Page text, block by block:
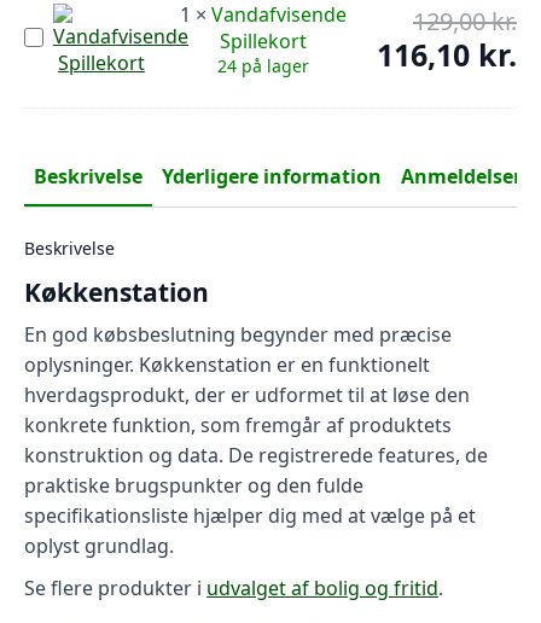
Vandafvisende
Spillekort
1 × Vandafvisende
Spillekort
24 på lager
129,00kr.
116,10 kr.
Beskrivelse
Yderligere information Anmeldelser
Beskrivelse
Køkkenstation
En god købsbeslutning begynder med præcise
oplysninger. Køkkenstation er en funktionelt
hverdagsprodukt, der er udformet til at løse den
konkrete funktion, som fremgår af produktets
konstruktion og data. De registrerede features, de
praktiske brugspunkter og den fulde
specifikationsliste hjælper dig med at vælge på et
oplyst grundlag.
Se flere produkter i udvalget af bolig og fritid.